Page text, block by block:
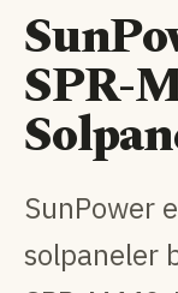
SPR-
SunPower
solpaneler